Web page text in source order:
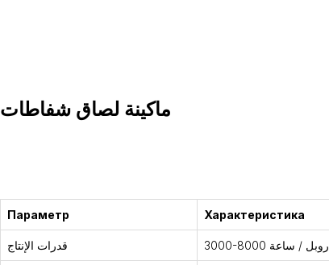
ماكينة لصاق شفاطات
Параметр Характеристика
قدرات الإنتاج 3000-8000 روبل / ساعة